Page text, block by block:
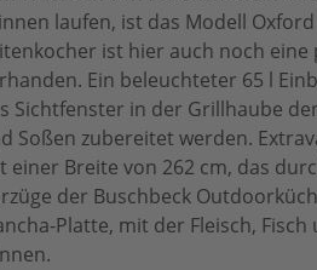
laufen, ist das Modell
ist hier auch noch
Ein beleuchteter 65 l
Sichtfenster in der Grillhaube
Soßen zubereitet werden.
einer Breite von 262 cm, das
der Buschbeck
Platte, mit der Fleisch,